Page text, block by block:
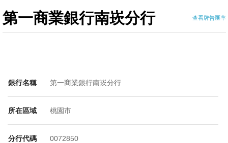
第一商業銀行南崁分行 查看牌告匯率
銀行名稱 第一商業銀行南崁分行
所在區域 桃園市
分行代碼 0072850